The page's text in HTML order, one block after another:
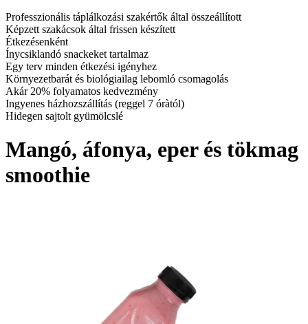
Professzionális táplálkozási szakértők által összeállított
Képzett szakácsok által frissen készített
Étkezésenként
Ínycsiklandó snackeket tartalmaz
Egy terv minden étkezési igényhez
Környezetbarát és biológiailag lebomló csomagolás
Akár 20% folyamatos kedvezmény
Ingyenes házhozszállítás (reggel 7 óràtól)
Hidegen sajtolt gyümölcslé
Mangó, áfonya, eper és tökmag
smoothie